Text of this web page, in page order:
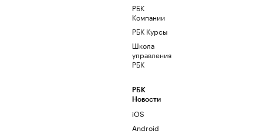
РБК
Компании
РБК Курсы
Школа
управления
РБК
РБК
Новости
iOS
Android